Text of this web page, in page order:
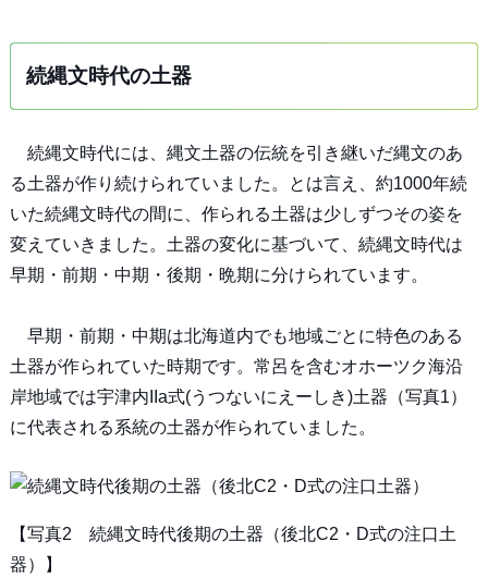
続縄文時代の土器
続縄文時代には、縄文土器の伝統を引き継いだ縄文のあ
る土器が作り続けられていました。とは言え、約1000年続
いた続縄文時代の間に、作られる土器は少しずつその姿を
変えていきました。土器の変化に基づいて、続縄文時代は
早期・前期・中期・後期・晩期に分けられています。
早期・前期・中期は北海道内でも地域ごとに特色のある
土器が作られていた時期です。常呂を含むオホーツク海沿
岸地域では宇津内IIa式(うつないにえーしき)土器（写真1）
に代表される系統の土器が作られていました。
【写真2 続縄文時代後期の土器（後北C2・D式の注口土
器）】